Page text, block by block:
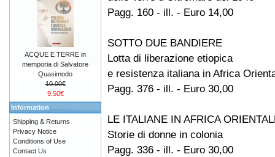
Pagg. 160 - ill. - Euro 14,00
SOTTO DUE BANDIERE
Lotta di liberazione etiopica
e resistenza italiana in Africa
Pagg. 376 - ill. - Euro 30,00
LE ITALIANE IN AFRICA
Storie di donne in colonia
Pagg. 336 - ill. - Euro 30,00
ACQUE E TERRE in
memporia di Salvatore
Quasimodo
10.00€
9.50€
Information
Shipping & Returns
Privacy Notice
Conditions of Use
Contact Us